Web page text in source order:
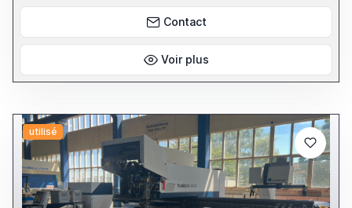
Contact
Voir plus
utilisé